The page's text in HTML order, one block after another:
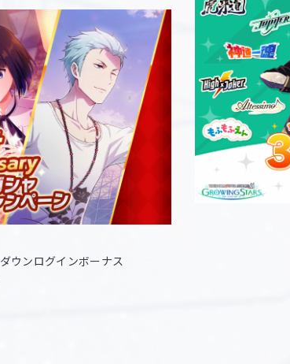
ウンログインボーナス